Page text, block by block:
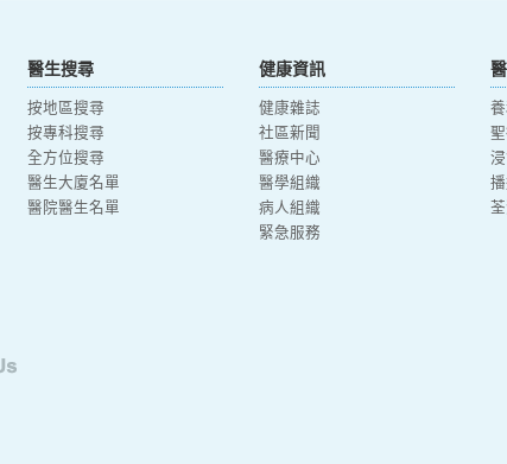
醫生搜尋
按地區搜尋
按專科搜尋
全方位搜尋
醫生大廈名單
醫院醫生名單
健康資訊
健康雜誌
社區新聞
醫療中心
醫學組織
病人組織
緊急服務